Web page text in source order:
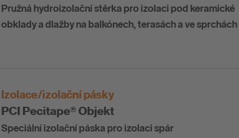
Pružná hydroizolační stěrka pro izolaci pod keramické
obklady a dlažby na balkónech, terasách a ve sprchách
Izolace/izolační pásky
PCI Pecitape® Objekt
Speciální izolační páska pro izolaci spár